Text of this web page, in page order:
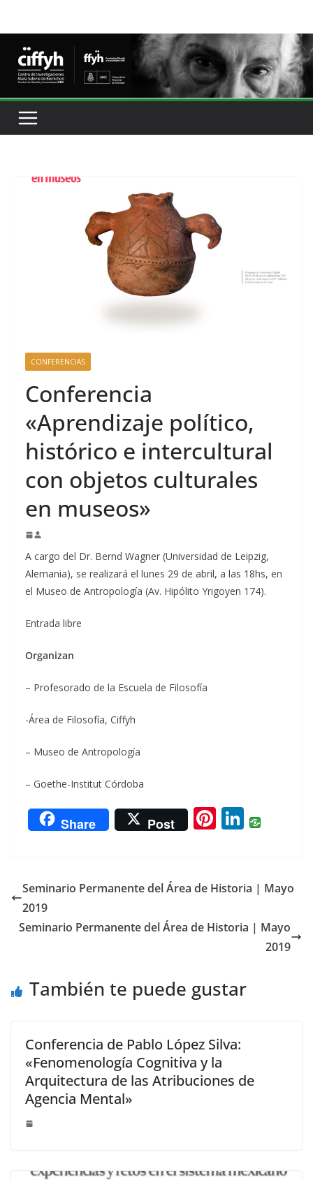
CONFERENCIAS
Conferencia
«Aprendizaje político,
histórico e intercultural
con objetos culturales
en museos»
A cargo del Dr. Bernd Wagner (Universidad de Leipzig,
Alemania), se realizará el lunes 29 de abril, a las 18hs, en
el Museo de Antropología (Av. Hipólito Yrigoyen 174).
Entrada libre
Organizan
– Profesorado de la Escuela de Filosofía
-Área de Filosofía, Ciffyh
– Museo de Antropología
– Goethe-Institut Córdoba
Share Post Pi
e
Li
e
n
Seminario Permanente del Área de Historia | Mayo
2019
Seminario Permanente del Área de Historia | Mayo
2019
También te puede gustar
Conferencia de Pablo López Silva:
«Fenomenología Cognitiva y la
Arquitectura de las Atribuciones de
Agencia Mental»